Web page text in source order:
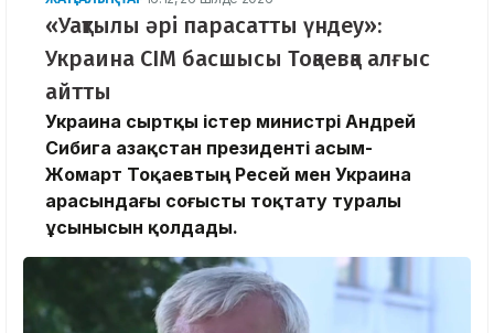
«Уақтылы әрі парасатты үндеу»:
Украина СІМ басшысы Тоқаевқа алғыс
айтты
Украина сыртқы істер министрі Андрей
Сибига Қазақстан президенті Қасым-
Жомарт Тоқаевтың Ресей мен Украина
арасындағы соғысты тоқтату туралы
ұсынысын қолдады.